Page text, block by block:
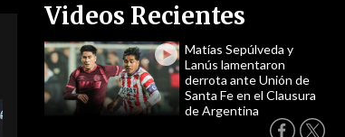
Videos Recientes
Matías Sepúlveda y
Lanús lamentaron
derrota ante Unión de
Santa Fe en el Clausura
de Argentina